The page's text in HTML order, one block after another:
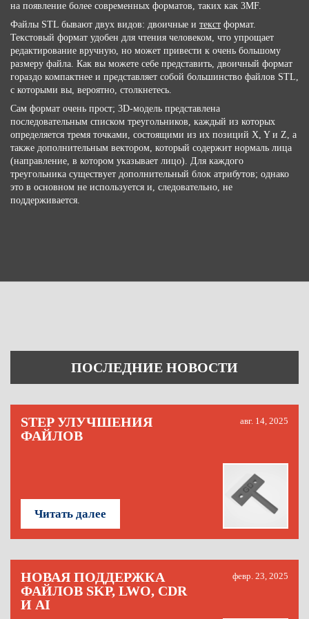
на появление более современных форматов, таких как 3MF.
Файлы STL бывают двух видов: двоичные и текст формат.
Текстовый формат удобен для чтения человеком, что упрощает
редактирование вручную, но может привести к очень большому
размеру файла. Как вы можете себе представить, двоичный формат
гораздо компактнее и представляет собой большинство файлов STL,
с которыми вы, вероятно, столкнетесь.
Сам формат очень прост; 3D-модель представлена ​​
последовательным списком треугольников, каждый из которых
определяется тремя точками, состоящими из их позиций X, Y и Z, а
также дополнительным вектором, который содержит нормаль лица
(направление, в котором указывает лицо). Для каждого
треугольника существует дополнительный блок атрибутов; однако
это в основном не используется и, следовательно, не
поддерживается.
ПОСЛЕДНИЕ НОВОСТИ
STEP УЛУЧШЕНИЯ
ФАЙЛОВ
авг. 14, 2025
Читать далее
НОВАЯ ПОДДЕРЖКА
ФАЙЛОВ SKP, LWO, CDR
И AI
февр. 23, 2025